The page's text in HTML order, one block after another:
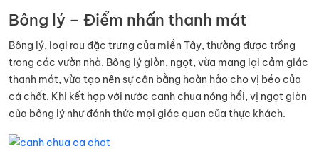
Bông lý – Điểm nhấn thanh mát
Bông lý, loại rau đặc trưng của miền Tây, thường được trồng
trong các vườn nhà. Bông lý giòn, ngọt, vừa mang lại cảm giác
thanh mát, vừa tạo nên sự cân bằng hoàn hảo cho vị béo của
cá chốt. Khi kết hợp với nước canh chua nóng hổi, vị ngọt giòn
của bông lý như đánh thức mọi giác quan của thực khách.